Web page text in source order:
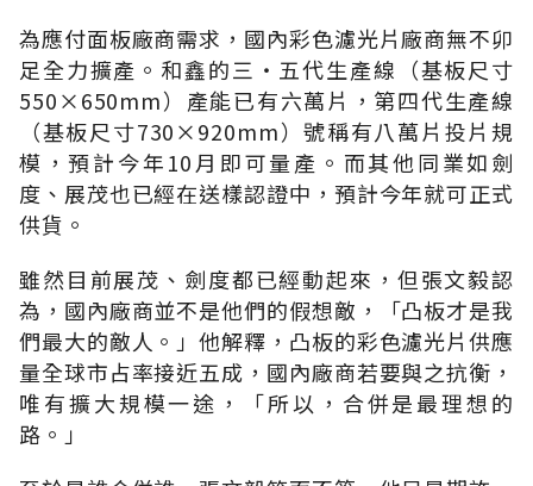
為應付面板廠商需求，國內彩色濾光片廠商無不卯
足全力擴產。和鑫的三‧五代生產線（基板尺寸
550×650mm）產能已有六萬片，第四代生產線
（基板尺寸730×920mm）號稱有八萬片投片規
模，預計今年10月即可量產。而其他同業如劍
度、展茂也已經在送樣認證中，預計今年就可正式
供貨。
雖然目前展茂、劍度都已經動起來，但張文毅認
為，國內廠商並不是他們的假想敵，「凸板才是我
們最大的敵人。」他解釋，凸板的彩色濾光片供應
量全球市占率接近五成，國內廠商若要與之抗衡，
唯有擴大規模一途，「所以，合併是最理想的
路。」